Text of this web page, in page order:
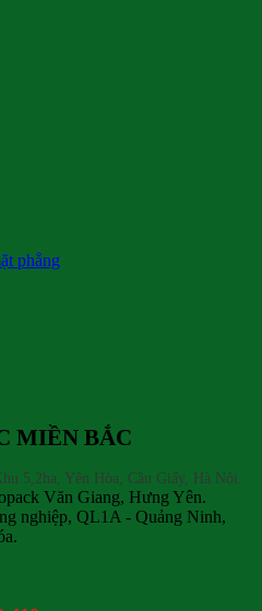
phẳng
MIỀN BẮC
5,2ha, Yên Hòa, Cầu Giấy, Hà Nội.
Văn Giang, Hưng Yên.
nghiệp, QL1A - Quảng Ninh,